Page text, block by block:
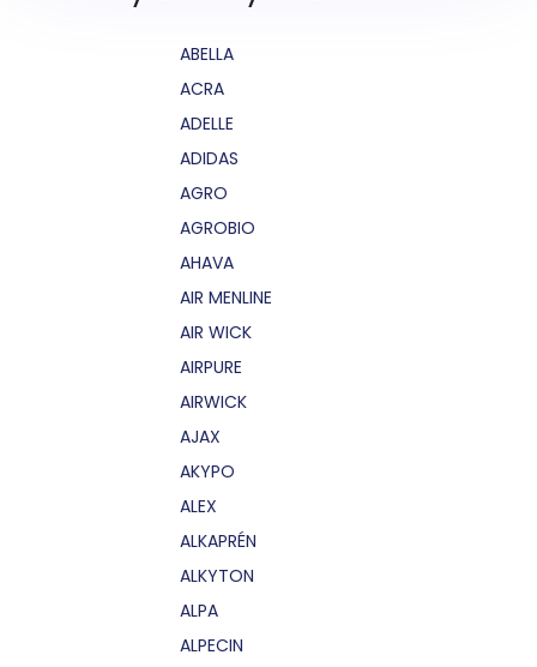
ABELLA
ACRA
ADELLE
ADIDAS
AGRO
AGROBIO
AHAVA
AIR MENLINE
AIR WICK
AIRPURE
AIRWICK
AJAX
AKYPO
ALEX
ALKAPRÉN
ALKYTON
ALPA
ALPECIN